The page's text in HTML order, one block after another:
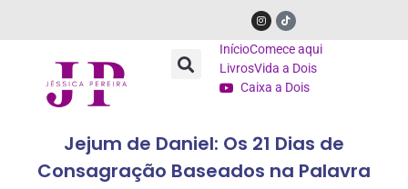
InícioComece aqui
LivrosVida a Dois
Caixa a Dois
Jejum de Daniel: Os 21 Dias de
Consagração Baseados na Palavra